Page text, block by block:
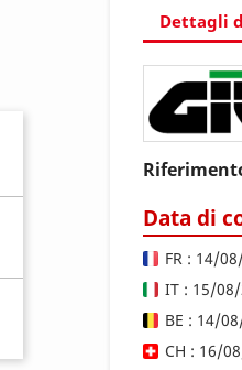
Dettagli
Data di
FR : 14/
IT : 15/
BE : 14/
CH : 16/